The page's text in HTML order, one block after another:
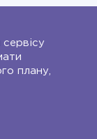
плану,